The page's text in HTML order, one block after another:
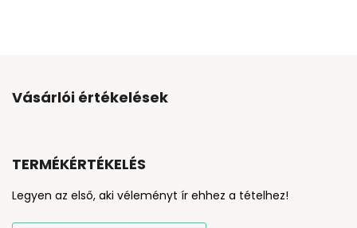
Vásárlói értékelések
TERMÉKÉRTÉKELÉS
Legyen az első, aki véleményt ír ehhez a tételhez!